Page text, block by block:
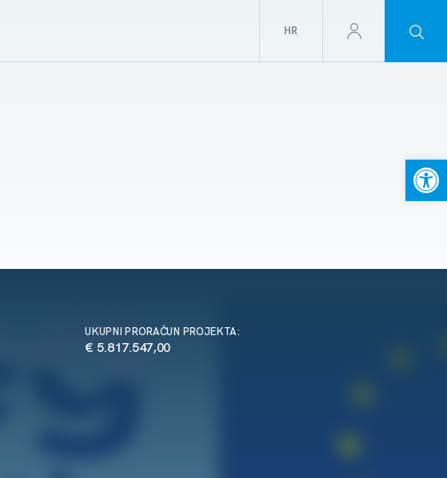
HR
UKUPNI PRORAČUN PROJEKTA:
€ 5.817.547,00